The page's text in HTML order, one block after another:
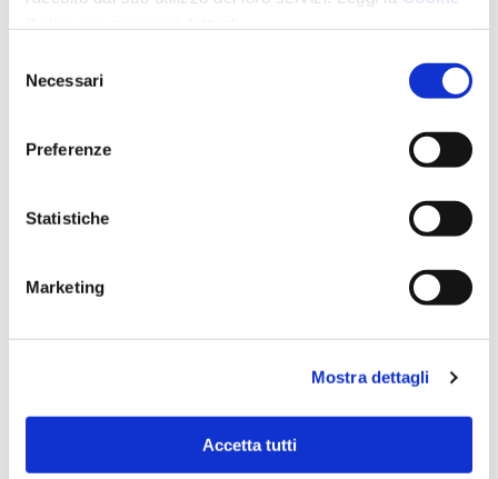
delNecessari
Preferenze
Statistiche
Marketing
Mostra dettagli
Accetta tutti
conferme importanti per il mondo del welfare
Scopriamo insieme queste novità e come le
Welfare&Wellbeing
ZWelfare Shop: la soluzione